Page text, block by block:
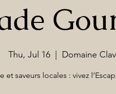
Thu, Jul 16
  |
Domaine
et saveurs locales : vivez